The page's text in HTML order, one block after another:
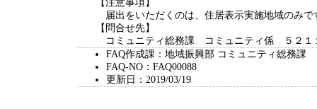
【注意事項】
届出をいただくのは、住居表示実施地域のみ
【問合せ先】
コミュニティ総務課 コミュニティ係 ５２１
FAQ作成課：地域振興部 コミュニティ総務課
FAQ-NO：FAQ00088
更新日：2019/03/19